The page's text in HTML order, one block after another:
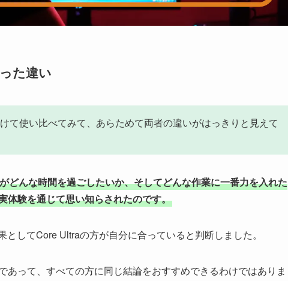
た違い
て使い比べてみて、あらためて両者の違いがはっきりと見えて
どんな時間を過ごしたいか、そしてどんな作業に一番力を入れた
体験を通じて思い知らされたのです。
してCore Ultraの方が自分に合っていると判断しました。
って、すべての方に同じ結論をおすすめできるわけではありま